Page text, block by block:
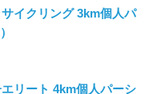
イクリング 3km個人パ
リート 4km個人パーシ